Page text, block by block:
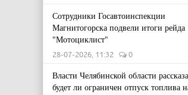
Сотрудники Госавтоинспекции
Магнитогорска подвели итоги рейда
"Мотоциклист"
28-07-2026, 11:32 0
Власти Челябинской области
будет ли ограничен отпуск топлива